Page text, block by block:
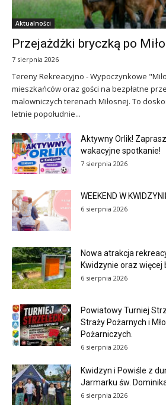
Aktualności
Przejażdżki bryczką po
7 sierpnia 2026
Tereny Rekreacyjno - Wypoczynkowe
mieszkańców oraz gości na bezpłatne
malowniczych terenach Miłosnej. To
letnie popołudnie...
Aktywny Orlik!
wakacyjne spotkanie!
7 sierpnia 2026
WEEKEND W
6 sierpnia 2026
Nowa atrakcja
Kwidzynie oraz więcej
6 sierpnia 2026
Powiatowy Turniej
Straży Pożarnych i
Pożarniczych.
6 sierpnia 2026
Kwidzyn i Powiśle z
Jarmarku św.
6 sierpnia 2026